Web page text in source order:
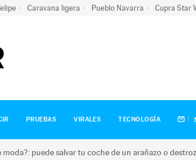
Caravana ligera Pueblo Navarra Cupra Star
PRUEBAS VIRALES TECNOLOGÍA
moda?: puede salvar tu coche de un arañazo o